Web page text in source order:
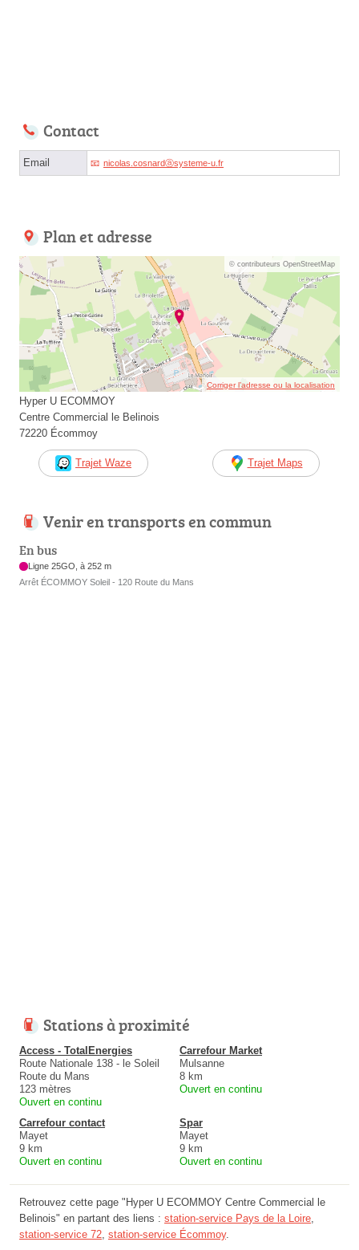
Contact
Email nicolas.cosnardⓐsysteme-u.fr
Plan et adresse
© contributeurs OpenStreetMap
Corriger l’adresse ou la localisation
Hyper U ECOMMOY
Centre Commercial le Belinois
72220 Écommoy
Trajet Waze Trajet Maps
Venir en transports en commun
En bus
Ligne 25GO, à 252 m
Arrêt ÉCOMMOY Soleil - 120 Route du Mans
Stations à proximité
Access - TotalEnergies
Route Nationale 138 - le Soleil
Route du Mans
123 mètres
Ouvert en continu
Carrefour Market
Mulsanne
8 km
Ouvert en continu
Carrefour contact
Mayet
9 km
Ouvert en continu
Spar
Mayet
9 km
Ouvert en continu
Retrouvez cette page "Hyper U ECOMMOY Centre Commercial le
Belinois" en partant des liens : station-service Pays de la Loire,
station-service 72, station-service Écommoy.